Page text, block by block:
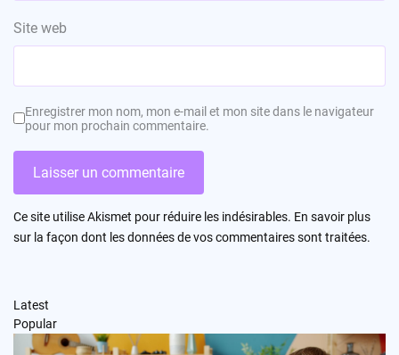
Site web
Enregistrer mon nom, mon e-mail et mon site dans le navigateur
pour mon prochain commentaire.
Ce site utilise Akismet pour réduire les indésirables. En savoir plus
sur la façon dont les données de vos commentaires sont traitées.
Latest
Popular